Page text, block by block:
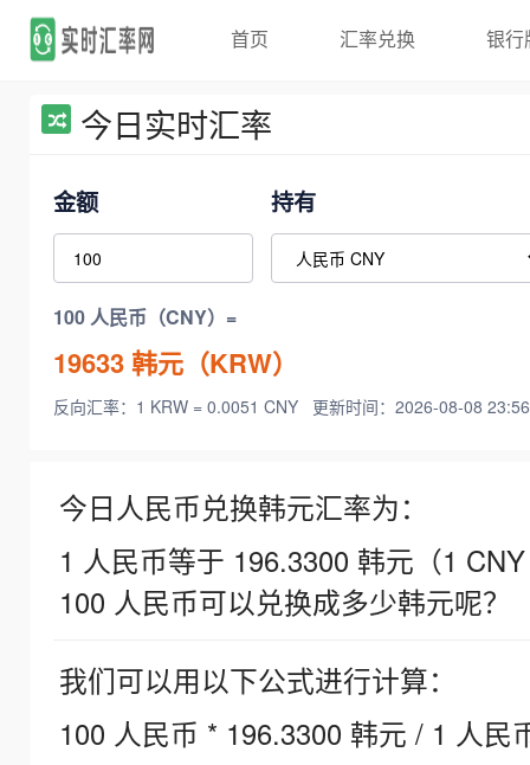
首页 汇率兑换 银行
今日实时汇率
金额 持有
100 人民币（CNY）=
19633韩元（KRW）
反向汇率：1 KRW = 0.0051 CNY 更新时间：2026-08-08
今日人民币兑换韩元汇率为：
1 人民币等于 196.3300 韩元（1
100 人民币可以兑换成多少韩元呢？
我们可以用以下公式进行计算：
100 人民币 * 196.3300 韩元 / 1 人民